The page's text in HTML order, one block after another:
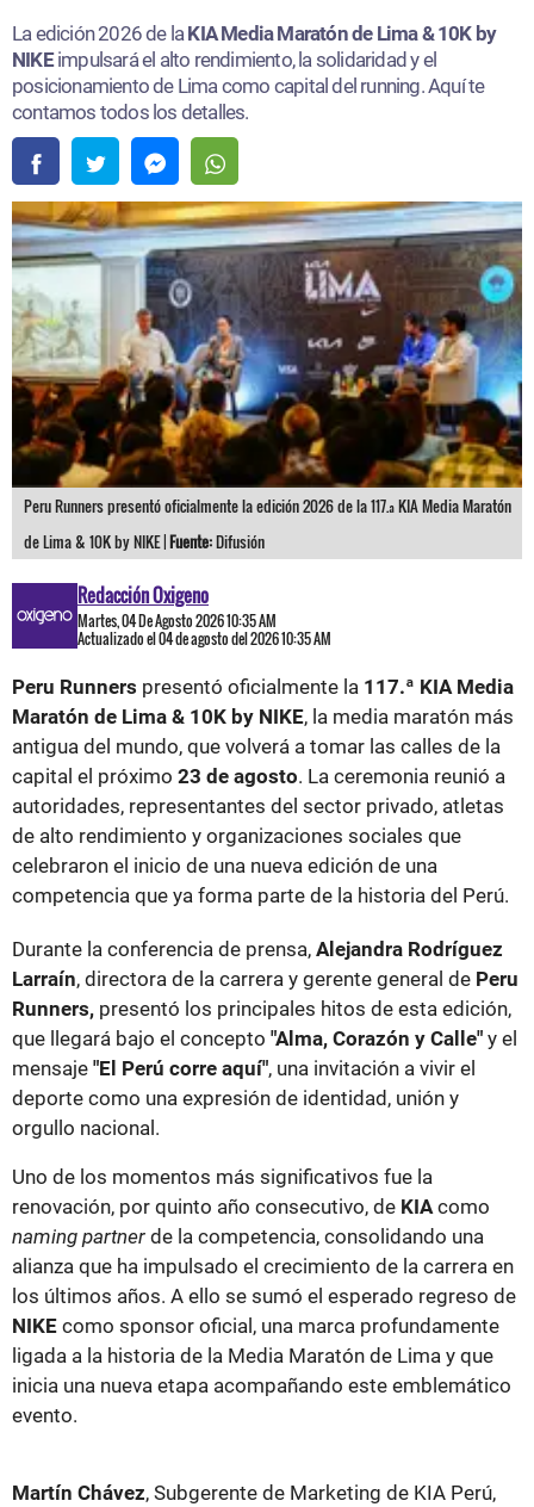
La edición 2026 de la KIA Media Maratón de Lima & 10K by
NIKEimpulsará el alto rendimiento, la solidaridad y el
posicionamiento de Lima como capital del running. Aquí te
contamos todos los detalles.
Peru Runners presentó oficialmente la edición 2026 de la 117.ª KIA Media Maratón
de Lima & 10K by NIKE |Fuente:Difusión
Redacción Oxigeno
Martes, 04 De Agosto 2026 10:35 AM
Actualizado el 04 de agosto del 2026 10:35 AM
Peru Runners presentó oficialmente la 117.ª KIA Media
Maratón de Lima & 10K by NIKE, la media maratón más
antigua del mundo, que volverá a tomar las calles de la
capital el próximo 23 de agosto. La ceremonia reunió a
autoridades, representantes del sector privado, atletas
de alto rendimiento y organizaciones sociales que
celebraron el inicio de una nueva edición de una
competencia que ya forma parte de la historia del Perú.
Durante la conferencia de prensa, Alejandra Rodríguez
Larraín, directora de la carrera y gerente general de Peru
Runners, presentó los principales hitos de esta edición,
que llegará bajo el concepto "Alma, Corazón y Calle" y el
mensaje "El Perú corre aquí", una invitación a vivir el
deporte como una expresión de identidad, unión y
orgullo nacional.
Uno de los momentos más significativos fue la
renovación, por quinto año consecutivo, de KIAcomo
naming partner de la competencia, consolidando una
alianza que ha impulsado el crecimiento de la carrera en
los últimos años. A ello se sumó el esperado regreso de
NIKE como sponsor oficial, una marca profundamente
ligada a la historia de la Media Maratón de Lima y que
inicia una nueva etapa acompañando este emblemático
evento.
Martín Chávez, Subgerente de Marketing de KIA Perú,